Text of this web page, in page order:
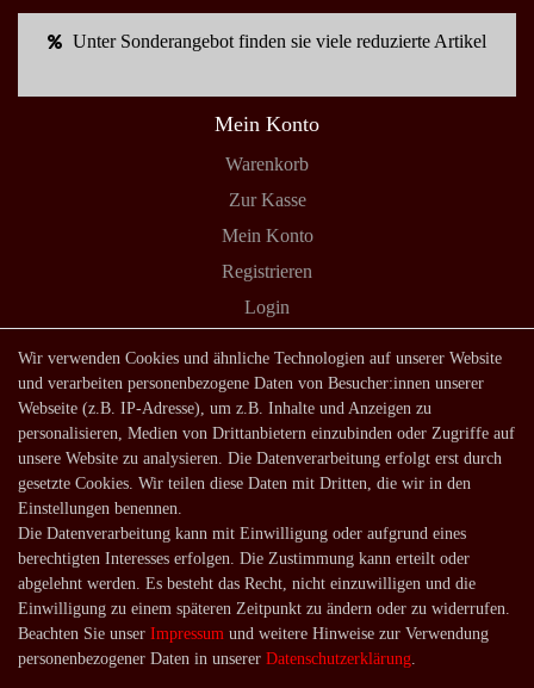
Unter Sonderangebot finden sie viele reduzierte Artikel
Mein Konto
Warenkorb
Zur Kasse
Mein Konto
Registrieren
Login
Shop
Lagerverkauf
Zahlungsarten
Versandarten und -kosten
Service
Kontakt
Häufige Fragen
Über uns
Wir verwenden Cookies und ähnliche Technologien auf unserer Website
und verarbeiten personenbezogene Daten von Besucher:innen unserer
Webseite (z.B. IP-Adresse), um z.B. Inhalte und Anzeigen zu
personalisieren, Medien von Drittanbietern einzubinden oder Zugriffe auf
unsere Website zu analysieren. Die Datenverarbeitung erfolgt erst durch
gesetzte Cookies. Wir teilen diese Daten mit Dritten, die wir in den
Einstellungen benennen.
Die Datenverarbeitung kann mit Einwilligung oder aufgrund eines
berechtigten Interesses erfolgen. Die Zustimmung kann erteilt oder
abgelehnt werden. Es besteht das Recht, nicht einzuwilligen und die
Einwilligung zu einem späteren Zeitpunkt zu ändern oder zu widerrufen.
Beachten Sie unser Impressum und weitere Hinweise zur Verwendung
personenbezogener Daten in unserer Daten­schutz­erklärung.